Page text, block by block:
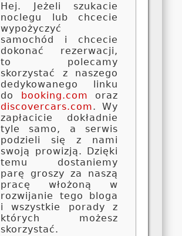
Hej. Jeżeli szukacie
noclegu lub chcecie
wypożyczyć
samochód i chcecie
dokonać rezerwacji,
to polecamy
skorzystać z naszego
dedykowanego linku
do
booking.com oraz
discovercars.com. Wy
zapłacicie dokładnie
tyle samo, a serwis
podzieli się z nami
swoją prowizją. Dzięki
temu dostaniemy
parę groszy za naszą
pracę włożoną w
rozwijanie tego bloga
i wszystkie porady z
których możesz
skorzystać.